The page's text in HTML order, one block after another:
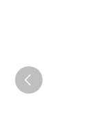
Bildergalerie